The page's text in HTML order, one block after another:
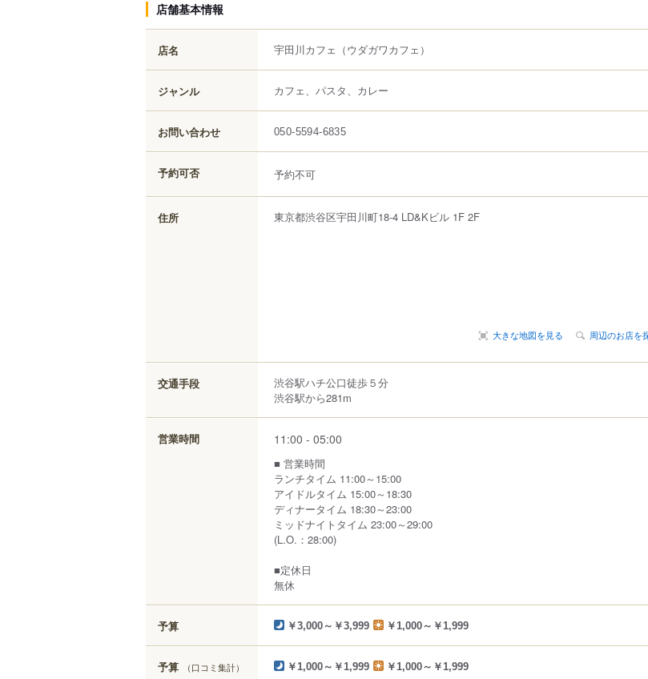
店舗基本情報
店名 宇田川カフェ （ウダガワカフェ）
ジャンル カフェ、パスタ、カレー
お問い合わせ 050-5594-6835
予約可否 予約不可
住所 東京都渋谷区宇田川町18-4 LD&Kビル 1F 2F
大きな地図を見る 周辺のお店を
交通手段
渋谷駅ハチ公口徒歩５分
渋谷駅から281m
営業時間 11:00 - 05:00
■ 営業時間
ランチタイム 11:00～15:00
アイドルタイム 15:00～18:30
ディナータイム 18:30～23:00
ミッドナイトタイム 23:00～29:00
(L.O.：28:00)
■定休日
無休
予算 ￥3,000～￥3,999 ￥1,000～￥1,999
予算 （口コミ集計） ￥1,000～￥1,999 ￥1,000～￥1,999